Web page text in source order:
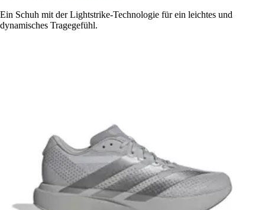
Ein Schuh mit der Lightstrike-Technologie für ein leichtes und
dynamisches Tragegefühl.